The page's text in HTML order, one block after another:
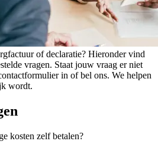
of declaratie? Hieronder vind
vragen. Staat jouw vraag er niet
in of bel ons. We helpen
wordt.
kosten zelf betalen?